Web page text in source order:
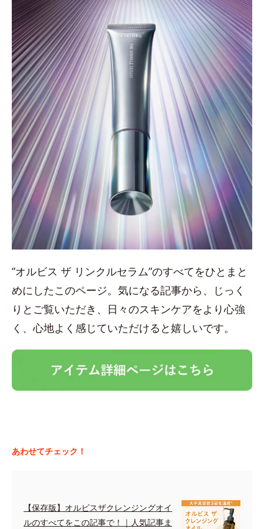
”オルビス ザ リンクルセラム”のすべてをひとまと
めにしたこのページ。気になる記事から、じっく
りとご覧いただき、日々のスキンケアをより心強
く、心地よく感じていただけると嬉しいです。
あわせてチェック！
【保存版】オルビスザクレンジングオイ
ルのすべてをこの記事で！｜人気記事ま